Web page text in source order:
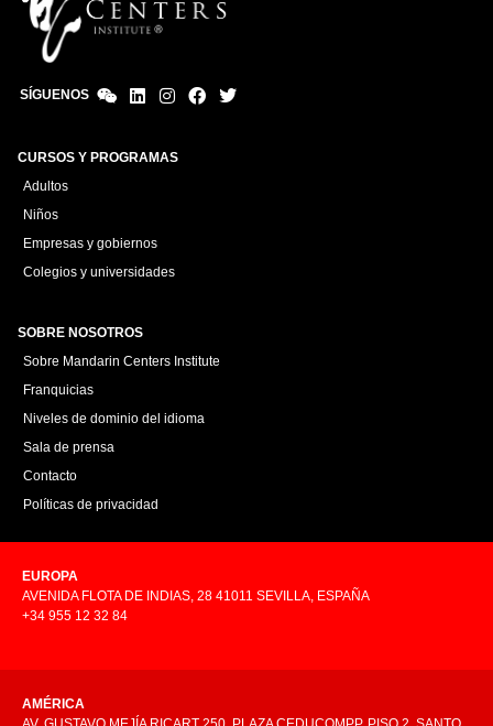
SÍGUENOS
CURSOS Y PROGRAMAS
Adultos
Niños
Empresas y gobiernos
Colegios y universidades
SOBRE NOSOTROS
Sobre Mandarin Centers Institute
Franquicias
Niveles de dominio del idioma
Sala de prensa
Contacto
Políticas de privacidad
EUROPA
AVENIDA FLOTA DE INDIAS, 28 41011 SEVILLA, ESPAÑA
+34 955 12 32 84
AMÉRICA